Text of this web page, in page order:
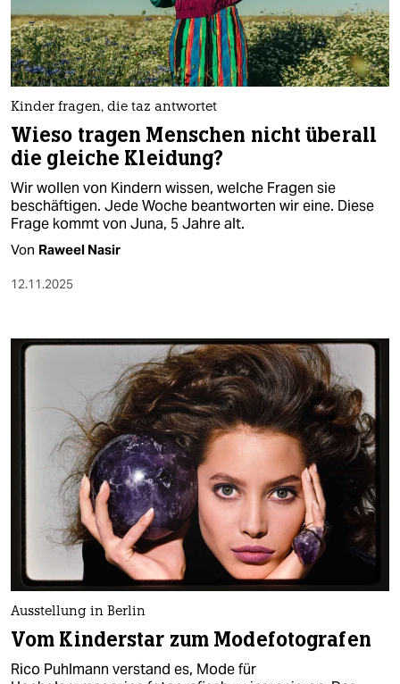
nord
wahrheit
verlag
verlag
veranstaltungen
shop
abo
genossenschaft
epaper login
Kinder fragen, die taz antwortet
Wieso tragen Menschen nicht überall
die gleiche Kleidung?
Wir wollen von Kindern wissen, welche Fragen sie
beschäftigen. Jede Woche beantworten wir eine. Diese
Frage kommt von Juna, 5 Jahre alt.
Von Raweel Nasir
12.11.2025
Ausstellung in Berlin
Vom Kinderstar zum Modefotografen
Rico Puhlmann verstand es, Mode für